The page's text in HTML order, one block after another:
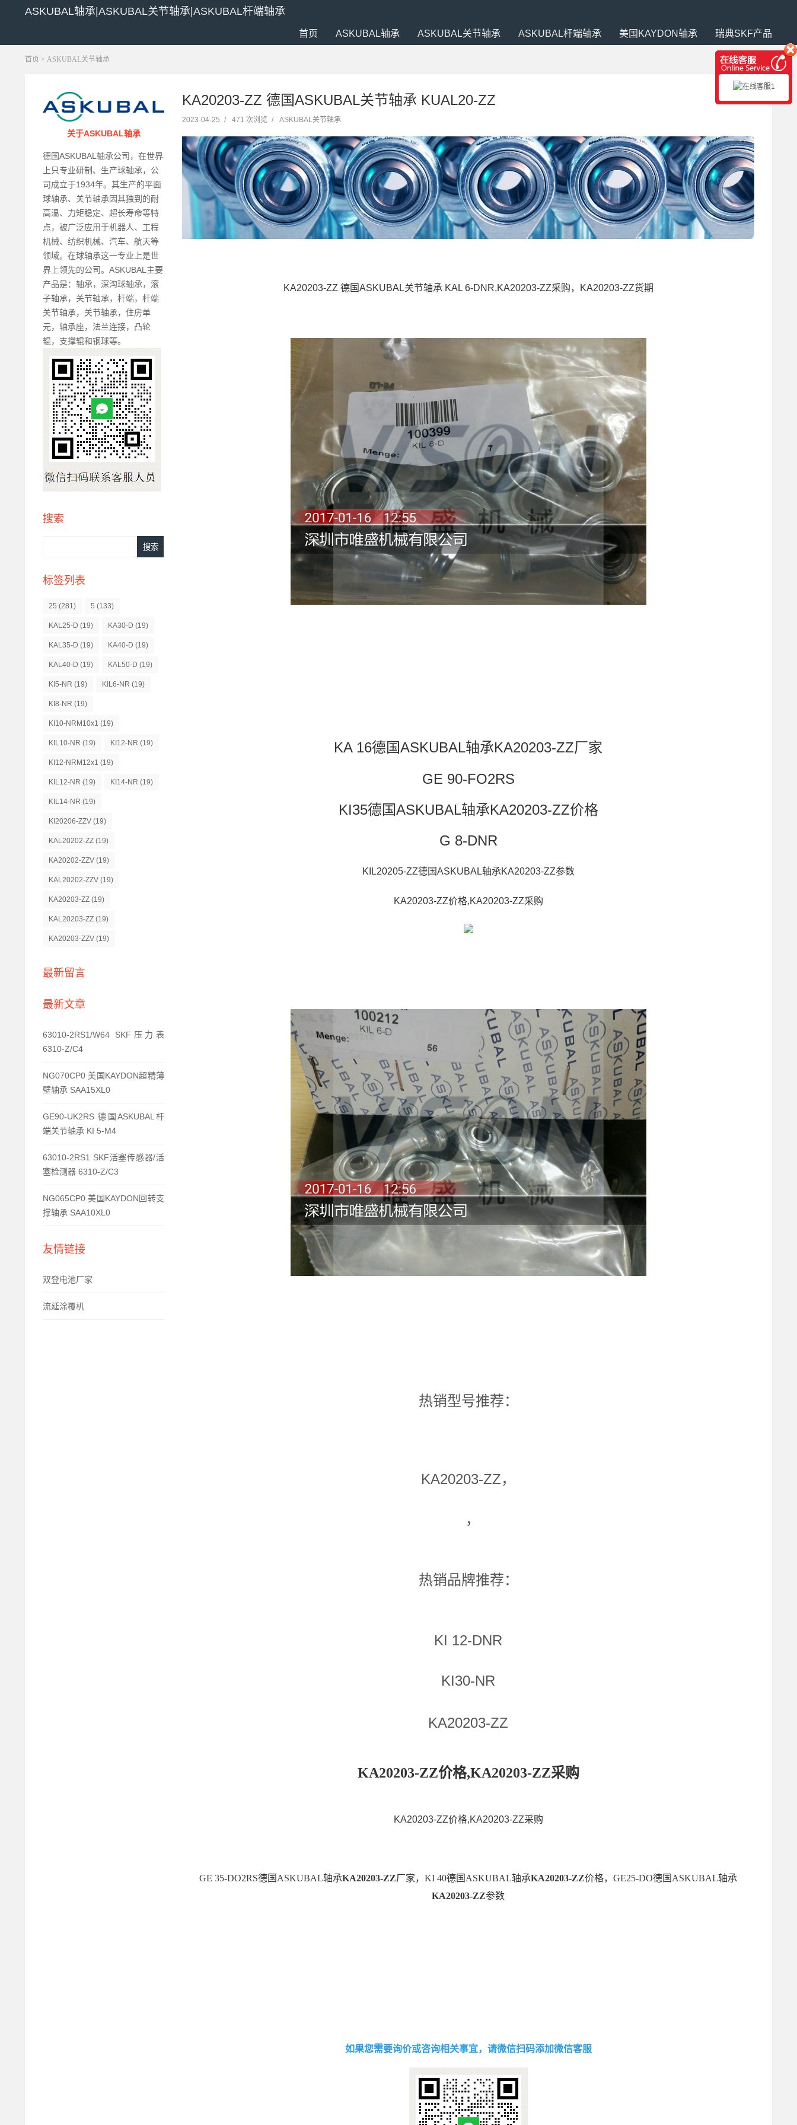
ASKUBAL轴承|ASKUBAL关节轴承|ASKUBAL杆端轴承
首页 ASKUBAL轴承 ASKUBAL关节轴承 ASKUBAL杆端轴承 美国KAYDON轴承 瑞典SKF产品
首页 > ASKUBAL关节轴承
关于ASKUBAL轴承
德国ASKUBAL轴承公司，在世界
上只专业研制、生产球轴承，公
司成立于1934年。其生产的平面
球轴承、关节轴承因其独到的耐
高温、力矩稳定、超长寿命等特
点，被广泛应用于机器人、工程
机械、纺织机械、汽车、航天等
领域。在球轴承这一专业上是世
界上领先的公司。ASKUBAL主要
产品是：轴承，深沟球轴承，滚
子轴承，关节轴承，杆端，杆端
关节轴承，关节轴承，住房单
元，轴承座，法兰连接，凸轮
辊，支撑辊和钢球等。
搜索
标签列表
25 (281) 5 (133)
KAL25-D (19) KA30-D (19)
KAL35-D (19) KA40-D (19)
KAL40-D (19) KAL50-D (19)
KI5-NR (19) KIL6-NR (19)
KI8-NR (19)
KI10-NRM10x1 (19)
KIL10-NR (19) KI12-NR (19)
KI12-NRM12x1 (19)
KIL12-NR (19) KI14-NR (19)
KIL14-NR (19)
KI20206-ZZV (19)
KAL20202-ZZ (19)
KA20202-ZZV (19)
KAL20202-ZZV (19)
KA20203-ZZ (19)
KAL20203-ZZ (19)
KA20203-ZZV (19)
最新留言
最新文章
63010-2RS1/W64 SKF压力表
6310-Z/C4
NG070CP0 美国KAYDON超精薄
壁轴承 SAA15XL0
GE90-UK2RS 德国ASKUBAL杆
端关节轴承 KI 5-M4
63010-2RS1 SKF活塞传感器/活
塞检测器 6310-Z/C3
NG065CP0 美国KAYDON回转支
撑轴承 SAA10XL0
友情链接
双登电池厂家
流延涂覆机
KA20203-ZZ 德国ASKUBAL关节轴承 KUAL20-ZZ
2023-04-25 / 471 次浏览 / ASKUBAL关节轴承
KA20203-ZZ 德国ASKUBAL关节轴承 KAL 6-DNR,KA20203-ZZ采购，KA20203-ZZ货期
KA 16德国ASKUBAL轴承KA20203-ZZ厂家
GE 90-FO2RS
KI35德国ASKUBAL轴承KA20203-ZZ价格
G 8-DNR
KIL20205-ZZ德国ASKUBAL轴承KA20203-ZZ参数
KA20203-ZZ价格,KA20203-ZZ采购
热销型号推荐：
KA20203-ZZ，
，
热销品牌推荐：
KI 12-DNR
KI30-NR
KA20203-ZZ
KA20203-ZZ价格,KA20203-ZZ采购
KA20203-ZZ价格,KA20203-ZZ采购
GE 35-DO2RS德国ASKUBAL轴承KA20203-ZZ厂家，KI 40德国ASKUBAL轴承KA20203-ZZ价格，GE25-DO德国ASKUBAL轴承
KA20203-ZZ参数
如果您需要询价或咨询相关事宜，请微信扫码添加微信客服